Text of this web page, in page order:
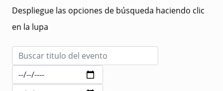
Despliegue las opciones de búsqueda haciendo clic
en la lupa